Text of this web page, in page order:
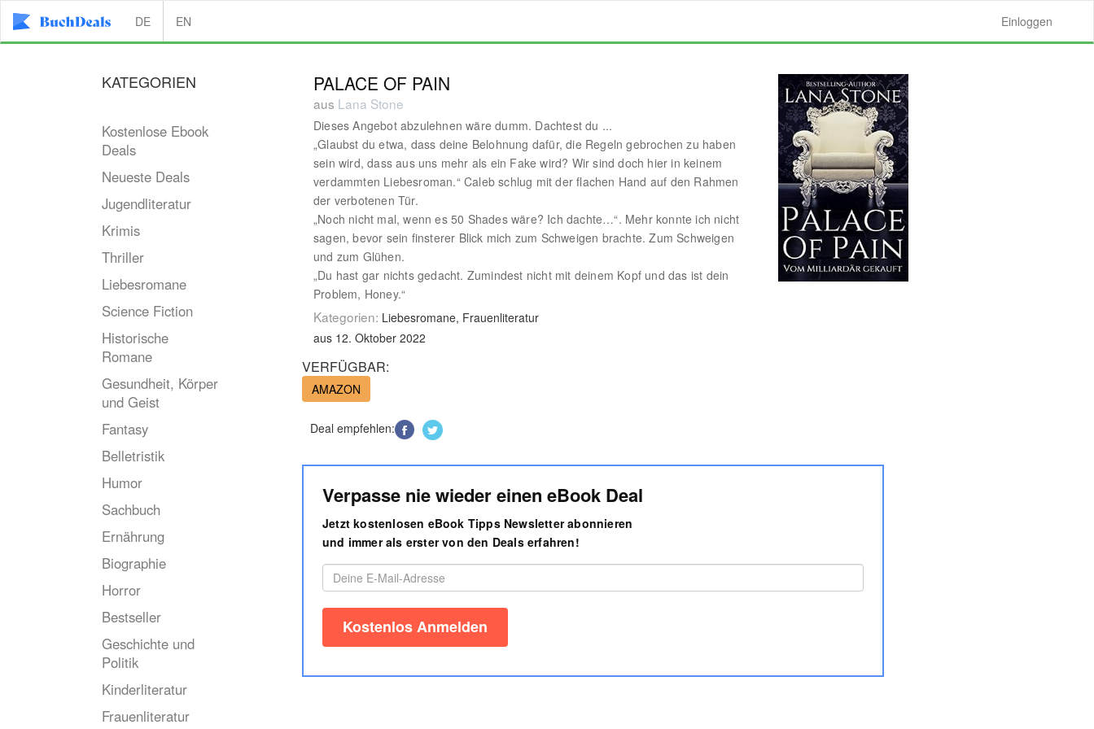
DE EN Einloggen
KATEGORIEN
Kostenlose Ebook
Deals
Neueste Deals
Jugendliteratur
Krimis
Thriller
Liebesromane
Science Fiction
Historische
Romane
Gesundheit, Körper
und Geist
Fantasy
Belletristik
Humor
Sachbuch
Ernährung
Biographie
Horror
Bestseller
Geschichte und
Politik
Kinderliteratur
Frauenliteratur
PALACE OF PAIN
aus Lana Stone
Dieses Angebot abzulehnen wäre dumm. Dachtest du ...
„Glaubst du etwa, dass deine Belohnung dafür, die Regeln gebrochen zu haben
sein wird, dass aus uns mehr als ein Fake wird? Wir sind doch hier in keinem
verdammten Liebesroman.“ Caleb schlug mit der flachen Hand auf den Rahmen
der verbotenen Tür.
„Noch nicht mal, wenn es 50 Shades wäre? Ich dachte…“. Mehr konnte ich nicht
sagen, bevor sein finsterer Blick mich zum Schweigen brachte. Zum Schweigen
und zum Glühen.
„Du hast gar nichts gedacht. Zumindest nicht mit deinem Kopf und das ist dein
Problem, Honey.“
Kategorien: Liebesromane, Frauenliteratur
aus 12. Oktober 2022
VERFÜGBAR:
AMAZON
Deal empfehlen:
Verpasse nie wieder einen eBook Deal
Jetzt kostenlosen eBook Tipps Newsletter abonnieren
und immer als erster von den Deals erfahren!